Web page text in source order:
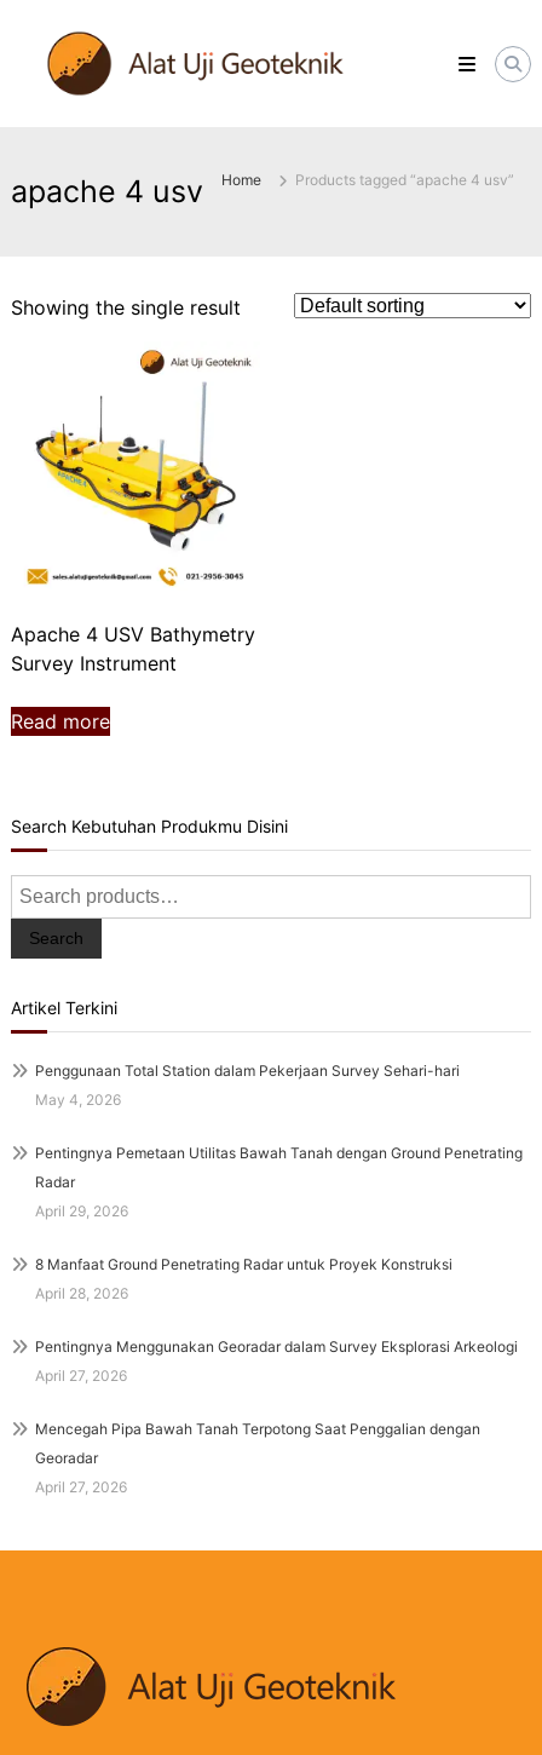
content
ALATUJIGEOTEKNIK.COM
DISTRIBUTOR
INSTRUMENT
apache 4 usv Home Products tagged “apache 4 usv”
Showing the single result
Apache 4 USV Bathymetry
Survey Instrument
Read more
Search Kebutuhan Produkmu Disini
Search
for:
Search
Artikel Terkini
Penggunaan Total Station dalam Pekerjaan Survey Sehari-hari
May 4, 2026
Pentingnya Pemetaan Utilitas Bawah Tanah dengan Ground Penetrating
Radar
April 29, 2026
8 Manfaat Ground Penetrating Radar untuk Proyek Konstruksi
April 28, 2026
Pentingnya Menggunakan Georadar dalam Survey Eksplorasi Arkeologi
April 27, 2026
Mencegah Pipa Bawah Tanah Terpotong Saat Penggalian dengan
Georadar
April 27, 2026